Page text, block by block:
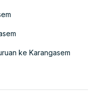
ke Karangasem